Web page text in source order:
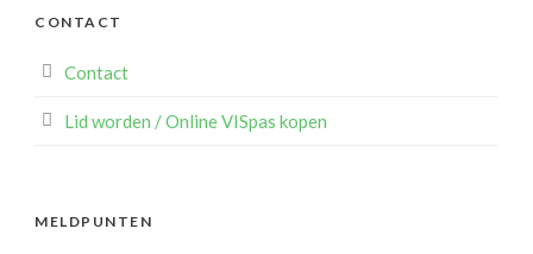
CONTACT
Contact
Lid worden / Online VISpas kopen
MELDPUNTEN